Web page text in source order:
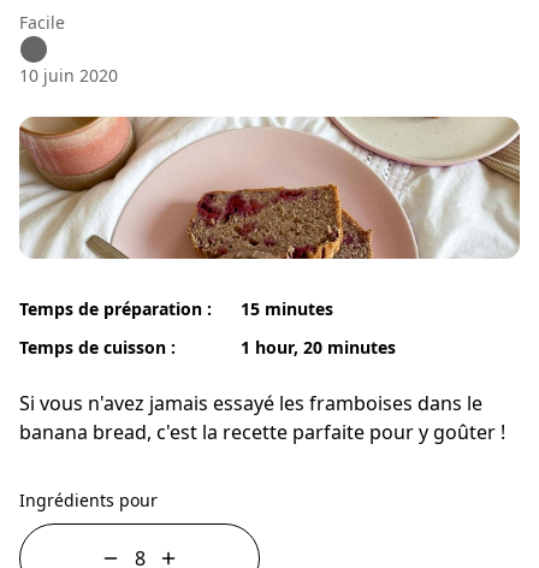
Facile
10 juin 2020
Temps de préparation :
Temps de cuisson :
15 minutes
1 hour, 20 minutes
Si vous n'avez jamais essayé les framboises dans le
banana bread, c'est la recette parfaite pour y goûter !
Ingrédients pour